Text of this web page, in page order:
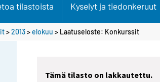
tilastoista Kyselyt ja tiedonkeruut
>2013>elokuu > Laatuseloste: Konkurssit
Tämä tilasto on lakkautettu.